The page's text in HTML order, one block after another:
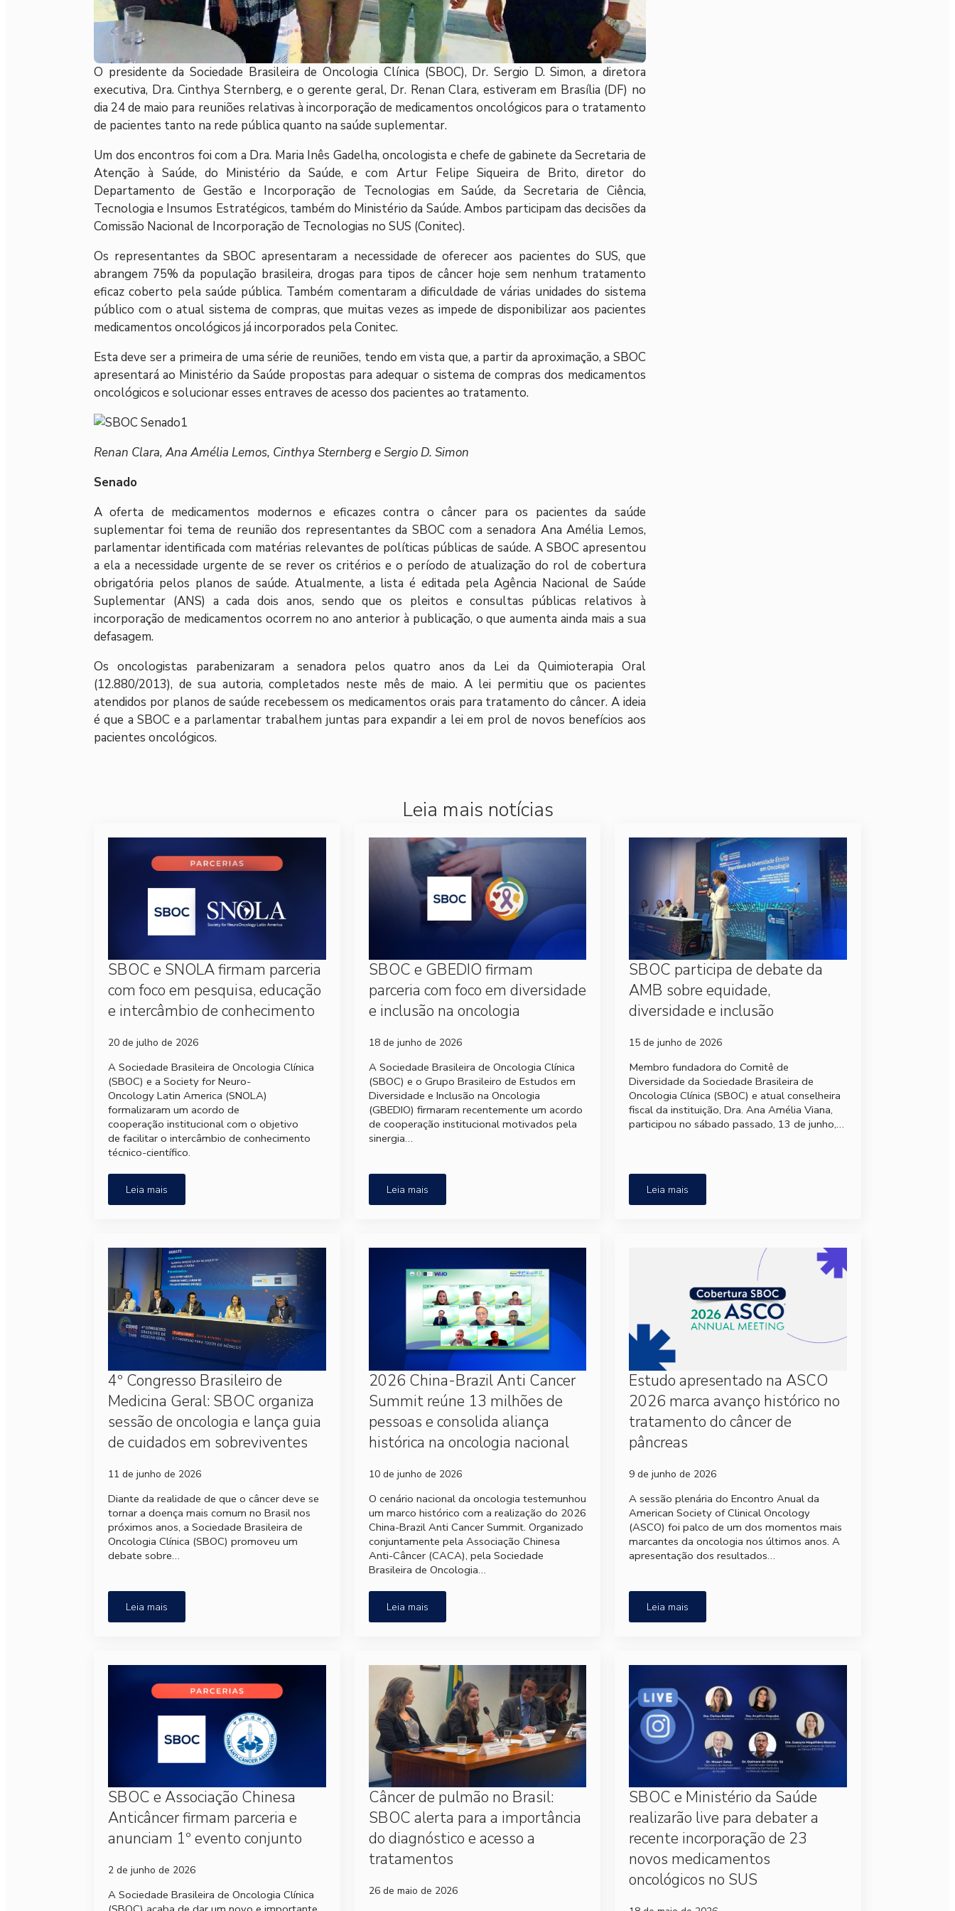
O presidente da Sociedade Brasileira de Oncologia Clínica (SBOC), Dr. Sergio D. Simon, a diretora
executiva, Dra. Cinthya Sternberg, e o gerente geral, Dr. Renan Clara, estiveram em Brasília (DF) no
dia 24 de maio para reuniões relativas à incorporação de medicamentos oncológicos para o tratamento
de pacientes tanto na rede pública quanto na saúde suplementar.
Um dos encontros foi com a Dra. Maria Inês Gadelha, oncologista e chefe de gabinete da Secretaria de
Atenção à Saúde, do Ministério da Saúde, e com Artur Felipe Siqueira de Brito, diretor do
Departamento de Gestão e Incorporação de Tecnologias em Saúde, da Secretaria de Ciência,
Tecnologia e Insumos Estratégicos, também do Ministério da Saúde. Ambos participam das decisões da
Comissão Nacional de Incorporação de Tecnologias no SUS (Conitec).
Os representantes da SBOC apresentaram a necessidade de oferecer aos pacientes do SUS, que
abrangem 75% da população brasileira, drogas para tipos de câncer hoje sem nenhum tratamento
eficaz coberto pela saúde pública. Também comentaram a dificuldade de várias unidades do sistema
público com o atual sistema de compras, que muitas vezes as impede de disponibilizar aos pacientes
medicamentos oncológicos já incorporados pela Conitec.
Esta deve ser a primeira de uma série de reuniões, tendo em vista que, a partir da aproximação, a SBOC
apresentará ao Ministério da Saúde propostas para adequar o sistema de compras dos medicamentos
oncológicos e solucionar esses entraves de acesso dos pacientes ao tratamento.
Renan Clara, Ana Amélia Lemos, Cinthya Sternberg e Sergio D. Simon
Senado
A oferta de medicamentos modernos e eficazes contra o câncer para os pacientes da saúde
suplementar foi tema de reunião dos representantes da SBOC com a senadora Ana Amélia Lemos,
parlamentar identificada com matérias relevantes de políticas públicas de saúde. A SBOC apresentou
a ela a necessidade urgente de se rever os critérios e o período de atualização do rol de cobertura
obrigatória pelos planos de saúde. Atualmente, a lista é editada pela Agência Nacional de Saúde
Suplementar (ANS) a cada dois anos, sendo que os pleitos e consultas públicas relativos à
incorporação de medicamentos ocorrem no ano anterior à publicação, o que aumenta ainda mais a sua
defasagem.
Os oncologistas parabenizaram a senadora pelos quatro anos da Lei da Quimioterapia Oral
(12.880/2013), de sua autoria, completados neste mês de maio. A lei permitiu que os pacientes
atendidos por planos de saúde recebessem os medicamentos orais para tratamento do câncer. A ideia
é que a SBOC e a parlamentar trabalhem juntas para expandir a lei em prol de novos benefícios aos
pacientes oncológicos.
Leia mais notícias
SBOC e SNOLA firmam parceria
com foco em pesquisa, educação
e intercâmbio de conhecimento
20 de julho de 2026
A Sociedade Brasileira de Oncologia Clínica
(SBOC) e a Society for Neuro-
Oncology Latin America (SNOLA)
formalizaram um acordo de
cooperação institucional com o objetivo
de facilitar o intercâmbio de conhecimento
técnico-científico.
Leia mais
SBOC e GBEDIO firmam
parceria com foco em diversidade
e inclusão na oncologia
18 de junho de 2026
A Sociedade Brasileira de Oncologia Clínica
(SBOC) e o Grupo Brasileiro de Estudos em
Diversidade e Inclusão na Oncologia
(GBEDIO) firmaram recentemente um acordo
de cooperação institucional motivados pela
sinergia…
Leia mais
SBOC participa de debate da
AMB sobre equidade,
diversidade e inclusão
15 de junho de 2026
Membro fundadora do Comitê de
Diversidade da Sociedade Brasileira de
Oncologia Clínica (SBOC) e atual conselheira
fiscal da instituição, Dra. Ana Amélia Viana,
participou no sábado passado, 13 de junho,…
Leia mais
4º Congresso Brasileiro de
Medicina Geral: SBOC organiza
sessão de oncologia e lança guia
de cuidados em sobreviventes
11 de junho de 2026
Diante da realidade de que o câncer deve se
tornar a doença mais comum no Brasil nos
próximos anos, a Sociedade Brasileira de
Oncologia Clínica (SBOC) promoveu um
debate sobre…
Leia mais
2026 China-Brazil Anti Cancer
Summit reúne 13 milhões de
pessoas e consolida aliança
histórica na oncologia nacional
10 de junho de 2026
O cenário nacional da oncologia testemunhou
um marco histórico com a realização do 2026
China-Brazil Anti Cancer Summit. Organizado
conjuntamente pela Associação Chinesa
Anti-Câncer (CACA), pela Sociedade
Brasileira de Oncologia…
Leia mais
Estudo apresentado na ASCO
2026 marca avanço histórico no
tratamento do câncer de
pâncreas
9 de junho de 2026
A sessão plenária do Encontro Anual da
American Society of Clinical Oncology
(ASCO) foi palco de um dos momentos mais
marcantes da oncologia nos últimos anos. A
apresentação dos resultados…
Leia mais
SBOC e Associação Chinesa
Anticâncer firmam parceria e
anunciam 1º evento conjunto
2 de junho de 2026
A Sociedade Brasileira de Oncologia Clínica
Câncer de pulmão no Brasil:
SBOC alerta para a importância
do diagnóstico e acesso a
tratamentos
26 de maio de 2026
SBOC e Ministério da Saúde
realizarão live para debater a
recente incorporação de 23
novos medicamentos
oncológicos no SUS